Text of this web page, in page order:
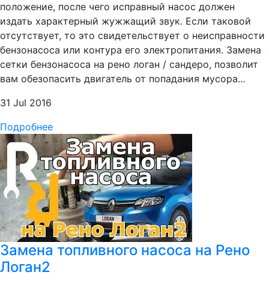
положение, после чего исправный насос должен
издать характерный жужжащий звук. Если таковой
отсутствует, то это свидетельствует о неисправности
бензонасоса или контура его электропитания. Замена
сетки бензонасоса на рено логан / сандеро, позволит
вам обезопасить двигатель от попадания мусора...
31 Jul 2016
Подробнее
Замена топливного насоса на Рено
Логан2